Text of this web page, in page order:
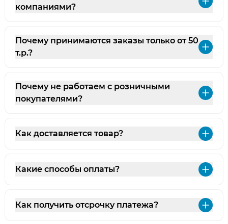
компаниями?
Почему принимаются заказы только от 50
т.р.?
Почему не работаем с розничными
покупателями?
Как доставляется товар?
Какие способы оплаты?
Как получить отсрочку платежа?